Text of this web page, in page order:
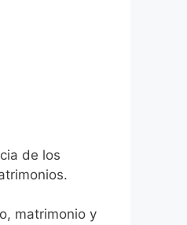
de los
matrimonio y